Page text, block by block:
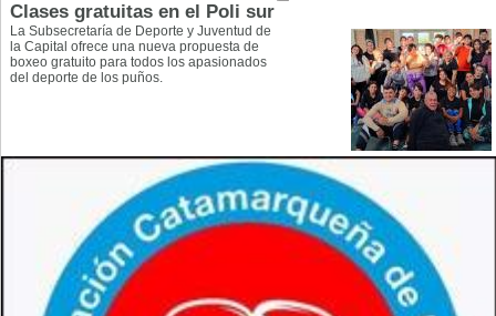
Clases gratuitas en el Poli sur
La Subsecretaría de Deporte y Juventud de
la Capital ofrece una nueva propuesta de
boxeo gratuito para todos los apasionados
del deporte de los puños.